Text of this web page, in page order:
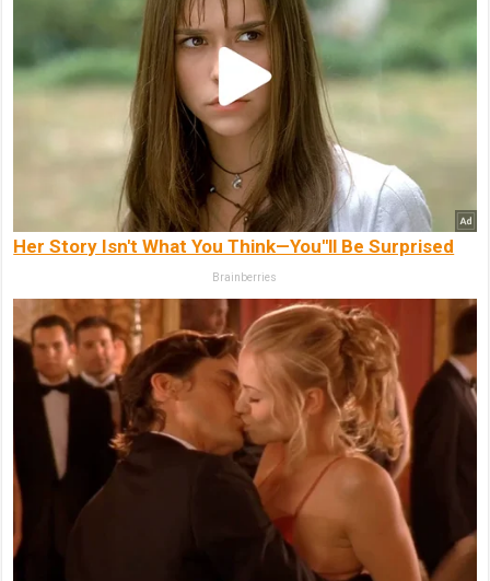
Her Story Isn't What You Think—You''ll Be Surprised
Brainberries